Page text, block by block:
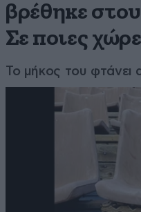
βρέθηκε
Σε ποιες
Το μήκος του φτάνει